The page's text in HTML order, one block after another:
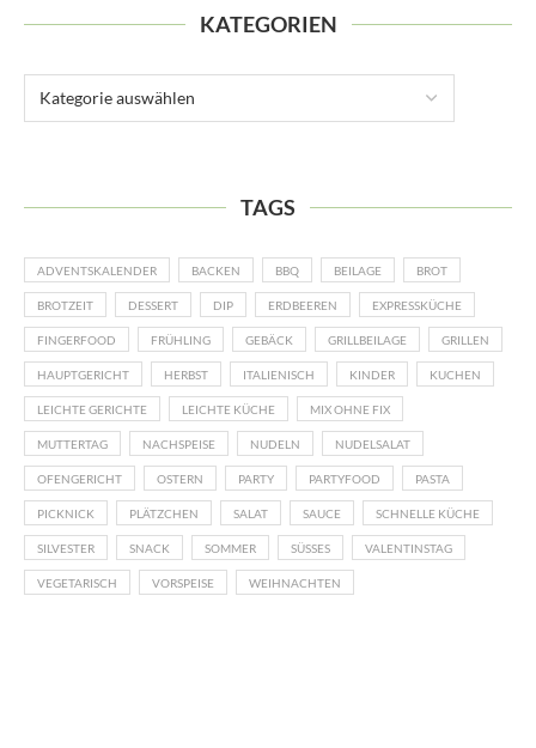
KATEGORIEN
TAGS
ADVENTSKALENDER BACKEN BBQ BEILAGE BROT
BROTZEIT DESSERT DIP ERDBEEREN EXPRESSKÜCHE
FINGERFOOD FRÜHLING GEBÄCK GRILLBEILAGE GRILLEN
HAUPTGERICHT HERBST ITALIENISCH KINDER KUCHEN
LEICHTE GERICHTE LEICHTE KÜCHE MIX OHNE FIX
MUTTERTAG NACHSPEISE NUDELN NUDELSALAT
OFENGERICHT OSTERN PARTY PARTYFOOD PASTA
PICKNICK PLÄTZCHEN SALAT SAUCE SCHNELLE KÜCHE
SILVESTER SNACK SOMMER SÜSSES VALENTINSTAG
VEGETARISCH VORSPEISE WEIHNACHTEN